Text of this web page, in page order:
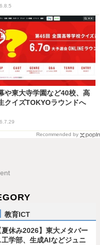
や東大寺学園など40校、高
クイズTOKYOラウンドへ
Recommended by
教育ICT
夏休み2026】東大メタバー
工学部、生成AIなどジュニ